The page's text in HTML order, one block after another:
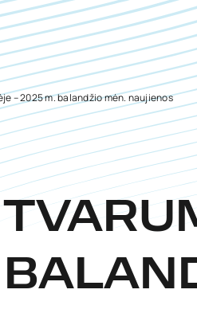
– 2025 m. balandžio mėn. naujienos